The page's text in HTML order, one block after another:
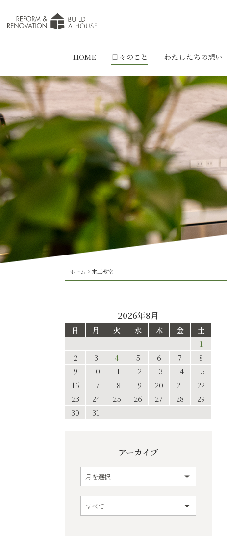
HOME 日々のこと わたしたちの想い
ホーム >木工教室
2026年8月
日 月 火 水 木 金
土
1
2
3 4 5 6 7
8
9
10 11 12 13 14
15
16
17 18 19 20 21
22
23
24 25 26 27 28
29
30
31
アーカイブ